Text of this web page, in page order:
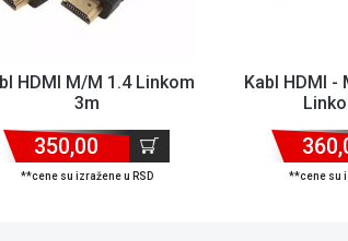
HDMI M/M 1.4 Linkom
3m
350,00
**cene su izražene u RSD
Kabl HDMI -
**cene su